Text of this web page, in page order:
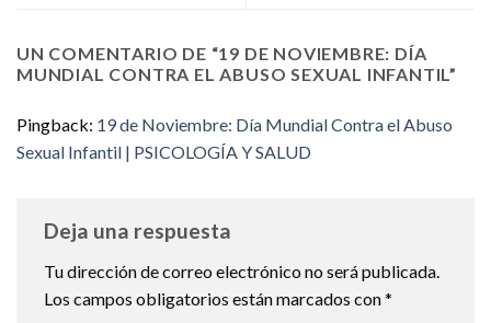
UN COMENTARIO DE “19 DE NOVIEMBRE: DÍA
MUNDIAL CONTRA EL ABUSO SEXUAL INFANTIL”
Pingback: 19 de Noviembre: Día Mundial Contra el Abuso
Sexual Infantil | PSICOLOGÍA Y SALUD
Deja una respuesta
Tu dirección de correo electrónico no será publicada.
Los campos obligatorios están marcados con*